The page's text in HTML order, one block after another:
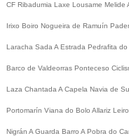
CF Ribadumia Laxe Lousame Melide
Irixo Boiro Nogueira de Ramuín
Laracha Sada A Estrada Pedrafita do
Barco de Valdeorras Ponteceso
Laza Chantada A Capela Navia de
Portomarín Viana do Bolo Allariz Leiro
Nigrán A Guarda Barro A Pobra do